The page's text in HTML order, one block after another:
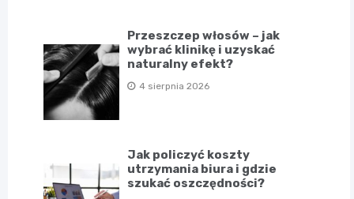
Przeszczep włosów – jak
wybrać klinikę i uzyskać
naturalny efekt?
4 sierpnia 2026
Jak policzyć koszty
utrzymania biura i gdzie
szukać oszczędności?